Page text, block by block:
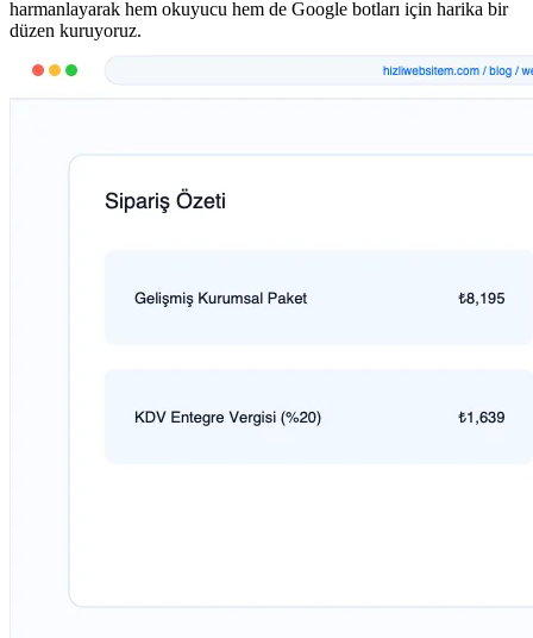
harmanlayarak hem okuyucu hem de Google botları için harika bir
düzen kuruyoruz.